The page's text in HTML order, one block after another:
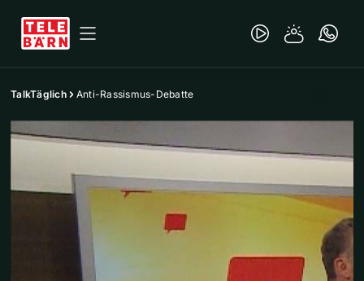
TalkTäglich Anti-Rassismus-Debatte